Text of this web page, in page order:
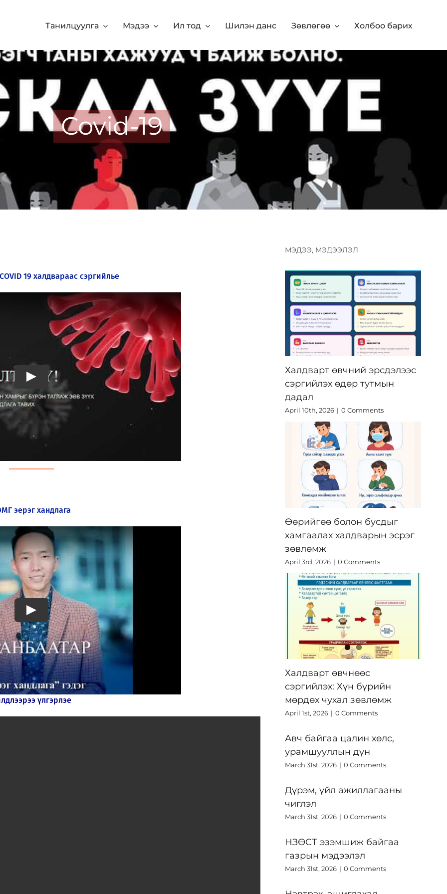
Танилцуулга Мэдээ Ил тод Шилэн данс Зөвлөгөө Холбоо барих
Covid-19
19 халдвараас сэргийлье
Play
эерэг хандлага
Play
үлгэрлэе
МЭДЭЭ, МЭДЭЭЛЭЛ
Халдварт өвчний эрсдэлээс
сэргийлэх өдөр тутмын
дадал
April 10th, 2026 | 0 Comments
Өөрийгөө болон бусдыг
хамгаалах халдварын эсрэг
зөвлөмж
April 3rd, 2026 | 0 Comments
Халдварт өвчнөөс
сэргийлэх: Хүн бүрийн
мөрдөх чухал зөвлөмж
April 1st, 2026 | 0 Comments
Авч байгаа цалин хөлс,
урамшууллын дүн
March 31st, 2026 | 0 Comments
Дүрэм, үйл ажиллагааны
чиглэл
March 31st, 2026 | 0 Comments
НЗӨСТ эзэмшиж байгаа
газрын мэдээлэл
March 31st, 2026 | 0 Comments